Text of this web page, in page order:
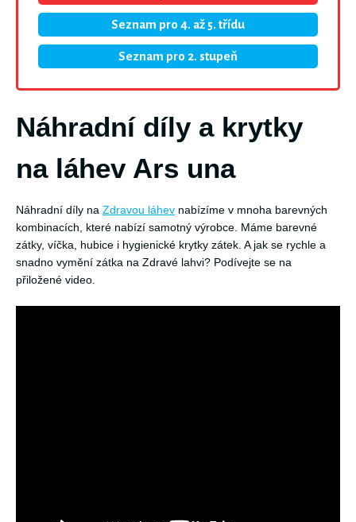
Seznam pro 4. až 5. třídu
Seznam pro 2. stupeň
Náhradní díly a krytky
na láhev Ars una
Náhradní díly na Zdravou láhev nabízíme v mnoha barevných
kombinacích, které nabízí samotný výrobce. Máme barevné
zátky, víčka, hubice i hygienické krytky zátek. A jak se rychle a
snadno vymění zátka na Zdravé lahvi? Podívejte se na
přiložené video.